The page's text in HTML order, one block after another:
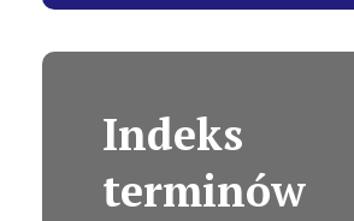
Indeks
terminów